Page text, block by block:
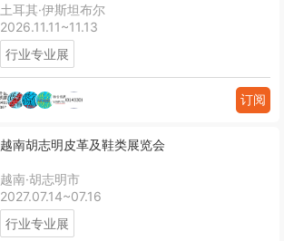
土耳其·伊斯坦布尔
2026.11.11~11.13
行业专业展
订阅
越南胡志明皮革及鞋类展览会
越南·胡志明市
2027.07.14~07.16
行业专业展